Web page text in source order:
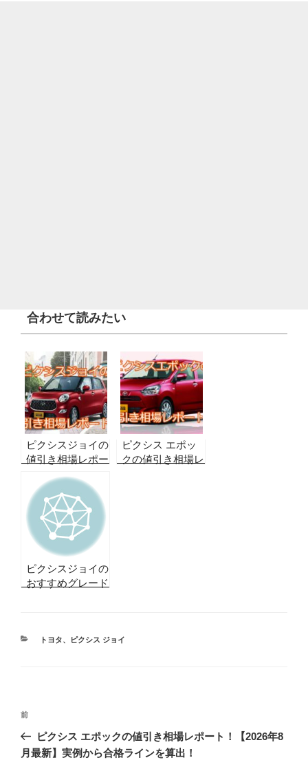
合わせて読みたい
ピクシスジョイの
値引き相場レポー
最新】実データか
ら合格ラインを算
出！
ピクシス エポッ
クの値引き相場レ
ピクシスジョイの
おすすめグレード
は
カ
トヨタ、 ピクシス ジョイ
投
ナ
前
の
投
前
ピクシス エポックの値引き相場レポート！【2026年8
月最新】実例から合格ラインを算出！